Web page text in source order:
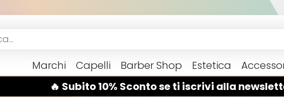
🔥 Subito 10% Sconto se ti iscrivi alla
Marchi Capelli Barber Shop Estetica